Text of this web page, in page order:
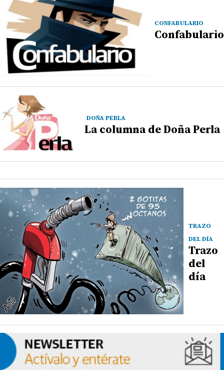
CONFABULARIO
Confabulario
DOÑA PERLA
La columna de Doña Perla
TRAZO
DEL DÍA
Trazo
del
día